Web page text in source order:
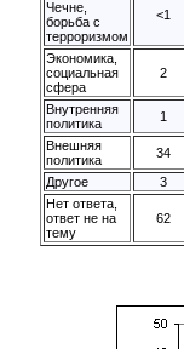
Чечне,
борьба с
терроризмом
<1
Экономика,
социальная
сфера
2
Внутренняя
политика
1
Внешняя
политика
34
Другое
3
Нет ответа,
ответ не на
тему
62